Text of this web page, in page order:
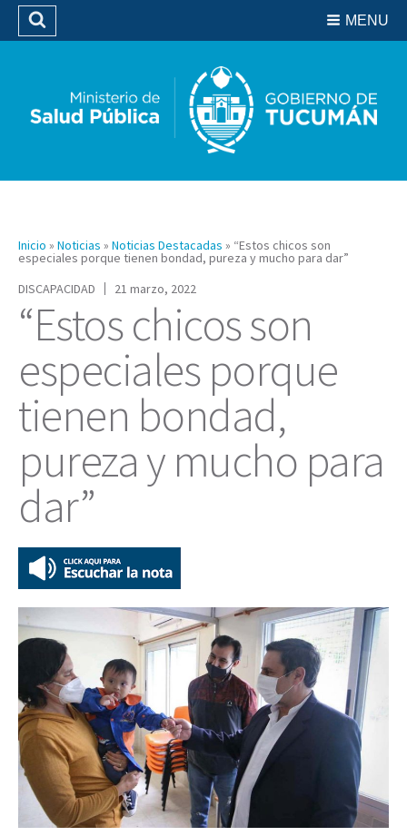
Biblioteca
MENU
Buscar
Inicio » Noticias » Noticias Destacadas » “Estos chicos son
especiales porque tienen bondad, pureza y mucho para dar”
DISCAPACIDAD
21 marzo, 2022
“Estos chicos son
especiales porque
tienen bondad,
pureza y mucho para
dar”